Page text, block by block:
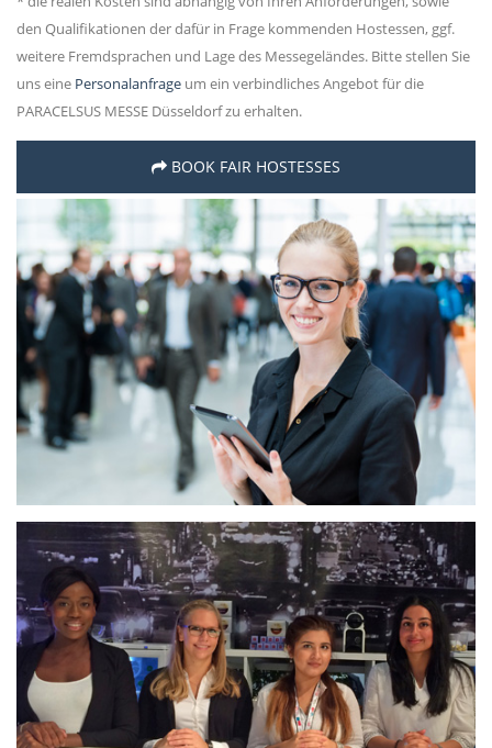
den Qualifikationen der dafür in Frage kommenden Hostessen, ggf.
weitere Fremdsprachen und Lage des Messegeländes. Bitte stellen Sie
uns eine Personalanfrage um ein verbindliches Angebot für die
PARACELSUS MESSE Düsseldorf zu erhalten.
BOOK FAIR HOSTESSES